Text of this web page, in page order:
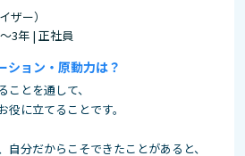
ザー）
3年 | 正社員
ション・原動力は？
とを通して、
に立てることです。
分だからこそできたことがあると、